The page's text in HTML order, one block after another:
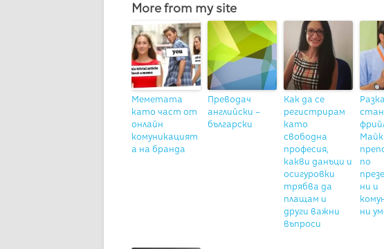
More from my site
Меметата
като част от
онлайн
комуникацият
а на бранда
Преводач
английски –
български
Как да се
регистрирам
като
свободна
професия,
какви данъци и
осигуровки
трябва да
плащам и
други важни
въпроси
по
ни и
ни